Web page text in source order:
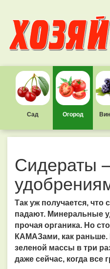
Сад Огород
Сидераты
Так уж получается, что
падают. Минеральные
прочая органика. Но
КАМАЗами, как раньше.
зеленой массы в три
даже сейчас, когда все